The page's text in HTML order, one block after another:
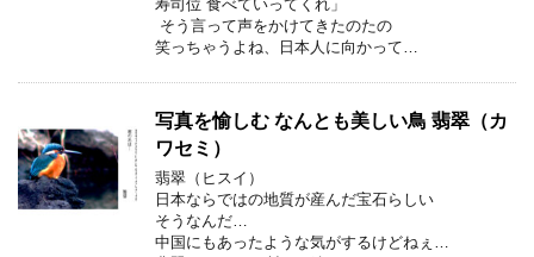
寿司位 食べていってくれ」
そう言って声をかけてきたのたの
笑っちゃうよね、日本人に向かって…
写真を愉しむ なんとも美しい鳥 翡翠（カ
ワセミ）
翡翠（ヒスイ）
日本ならではの地質が産んだ宝石らしい
そうなんだ…
中国にもあったような気がするけどねぇ…